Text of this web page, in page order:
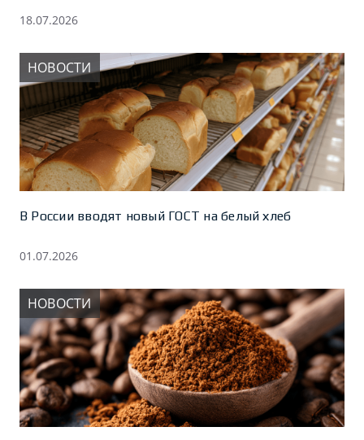
18.07.2026
НОВОСТИ
В России вводят новый ГОСТ на белый хлеб
01.07.2026
НОВОСТИ